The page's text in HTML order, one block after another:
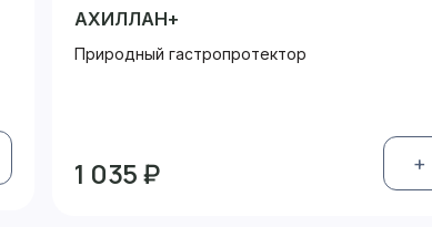
АХИЛЛАН+
Природный гастропротектор
1 035 ₽ +